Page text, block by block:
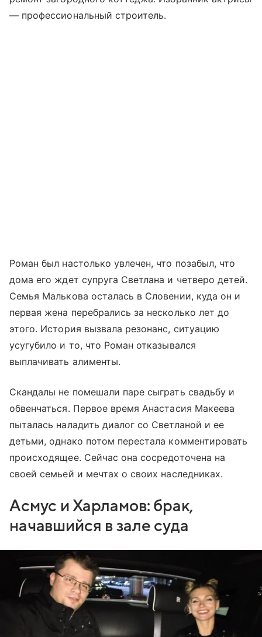
— профессиональный строитель.
Роман был настолько увлечен, что позабыл, что
дома его ждет супруга Светлана и четверо детей.
Семья Малькова осталась в Словении, куда он и
первая жена перебрались за несколько лет до
этого. История вызвала резонанс, ситуацию
усугубило и то, что Роман отказывался
выплачивать алименты.
Скандалы не помешали паре сыграть свадьбу и
обвенчаться. Первое время Анастасия Макеева
пыталась наладить диалог со Светланой и ее
детьми, однако потом перестала комментировать
происходящее. Сейчас она сосредоточена на
своей семьей и мечтах о своих наследниках.
Асмус и Харламов: брак,
начавшийся в зале суда